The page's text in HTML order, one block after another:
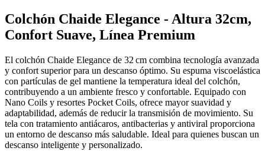
Colchón Chaide Elegance - Altura 32cm,
Confort Suave, Línea Premium
El colchón Chaide Elegance de 32 cm combina tecnología avanzada
y confort superior para un descanso óptimo. Su espuma viscoelástica
con partículas de gel mantiene la temperatura ideal del colchón,
contribuyendo a un ambiente fresco y confortable. Equipado con
Nano Coils y resortes Pocket Coils, ofrece mayor suavidad y
adaptabilidad, además de reducir la transmisión de movimiento. Su
tela con tratamiento antiácaros, antibacterias y antiviral proporciona
un entorno de descanso más saludable. Ideal para quienes buscan un
descanso inteligente y personalizado.